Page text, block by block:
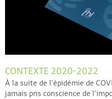
CONTEXTE 2020-2022
À la suite de l’épidémie de
jamais pris conscience de